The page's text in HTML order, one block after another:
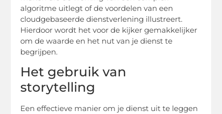
algoritme uitlegt of de voordelen van een
cloudgebaseerde dienstverlening illustreert.
Hierdoor wordt het voor de kijker gemakkelijker
om de waarde en het nut van je dienst te
begrijpen.
Het gebruik van
storytelling
Een effectieve manier om je dienst uit te leggen